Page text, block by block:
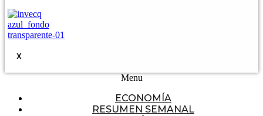
X
Menu
ECONOMÍA
RESUMEN SEMANAL